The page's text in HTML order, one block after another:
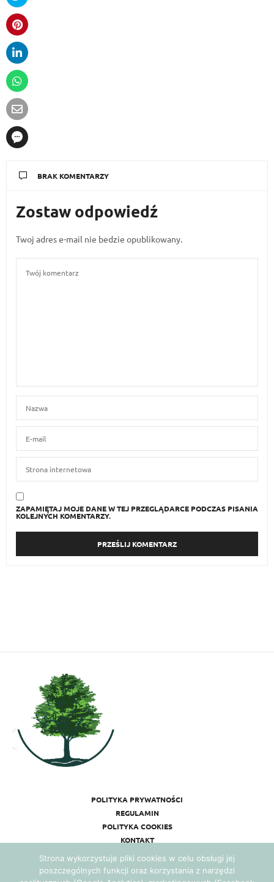
BRAK KOMENTARZY
Zostaw odpowiedź
Twoj adres e-mail nie bedzie opublikowany.
ZAPAMIĘTAJ MOJE DANE W TEJ PRZEGLĄDARCE PODCZAS PISANIA
KOLEJNYCH KOMENTARZY.
POLITYKA PRYWATNOŚCI
REGULAMIN
POLITYKA COOKIES
KONTAKT
Strona wykorzystuje pliki cookies w celu obsługi jej
poszczególnych funkcji oraz korzystania z narzędzi